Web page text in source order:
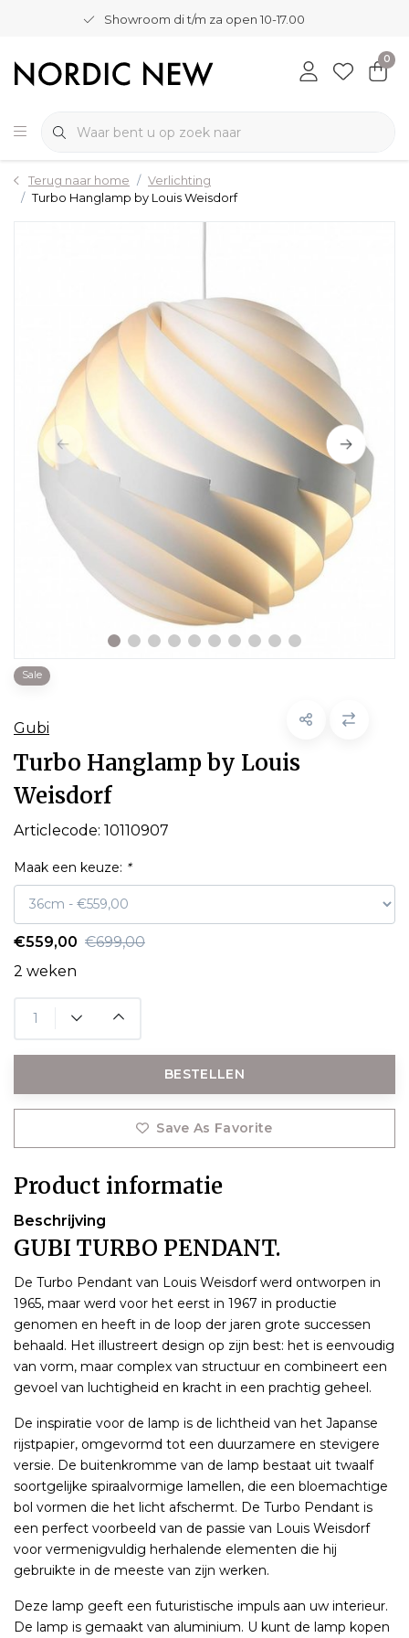
Showroom di t/m za open 10-17.00
0
Terug naar home
Verlichting
Turbo Hanglamp by Louis Weisdorf
Sale
Gubi
Turbo Hanglamp by Louis
Weisdorf
Articlecode: 10110907
Maak een keuze: *
€559,00 €699,00
2 weken
BESTELLEN
Save As Favorite
Product informatie
Beschrijving
GUBI TURBO PENDANT.
De Turbo Pendant van Louis Weisdorf werd ontworpen in
1965, maar werd voor het eerst in 1967 in productie
genomen en heeft in de loop der jaren grote successen
behaald. Het illustreert design op zijn best: het is eenvoudig
van vorm, maar complex van structuur en combineert een
gevoel van luchtigheid en kracht in een prachtig geheel.
De inspiratie voor de lamp is de lichtheid van het Japanse
rijstpapier, omgevormd tot een duurzamere en stevigere
versie. De buitenkromme van de lamp bestaat uit twaalf
soortgelijke spiraalvormige lamellen, die een bloemachtige
bol vormen die het licht afschermt. De Turbo Pendant is
een perfect voorbeeld van de passie van Louis Weisdorf
voor vermenigvuldig herhalende elementen die hij
gebruikte in de meeste van zijn werken.
Deze lamp geeft een futuristische impuls aan uw interieur.
De lamp is gemaakt van aluminium. U kunt de lamp kopen